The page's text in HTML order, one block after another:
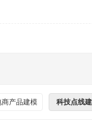
商产品建模 科技点线